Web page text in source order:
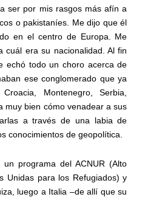
ser por mis rasgos más afín a
o pakistaníes. Me dijo que él
en el centro de Europa. Me
cuál era su nacionalidad. Al fin
echó todo un choro acerca de
ese conglomerado que ya
Montenegro, Serbia,
muy bien cómo venadear a sus
a través de una labia de
conocimientos de geopolítica.
programa del ACNUR (Alto
Unidas para los Refugiados) y
luego a Italia –de allí que su